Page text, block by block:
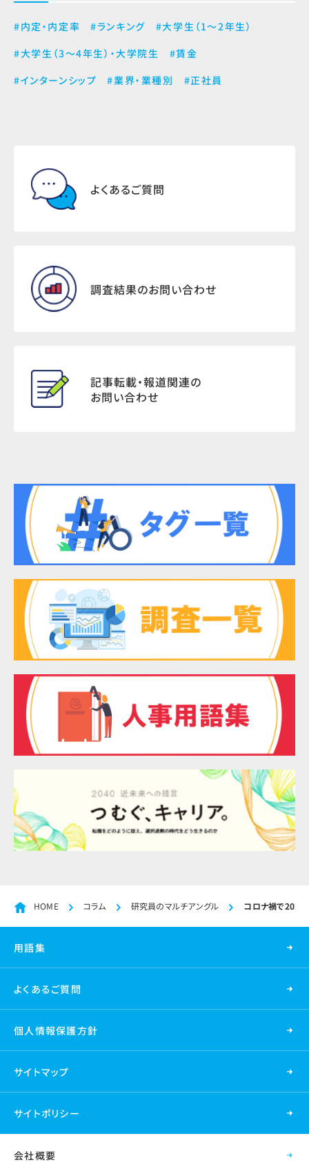
#内定・内定率 #ランキング
#大学生（1～2年生）
#大学生（3～4年生）・大学院生
#賃金
#インターンシップ
#業界・業種別 #正社員
よくあるご質問
調査結果のお問い合わせ
記事転載・報道関連の
お問い合わせ
HOME コラム 研究員のマルチアングル コロナ禍で2020
用語集
よくあるご質問
個人情報保護方針
サイトマップ
サイトポリシー
会社概要